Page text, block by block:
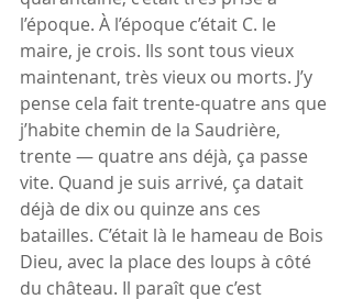
l’époque. À l’époque c’était C. le
maire, je crois. Ils sont tous vieux
maintenant, très vieux ou morts. J’y
pense cela fait trente-quatre ans que
j’habite chemin de la Saudrière,
trente — quatre ans déjà, ça passe
vite. Quand je suis arrivé, ça datait
déjà de dix ou quinze ans ces
batailles. C’était là le hameau de Bois
Dieu, avec la place des loups à côté
du château. Il paraît que c’est